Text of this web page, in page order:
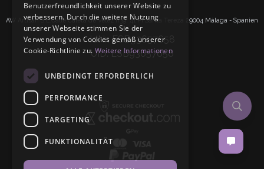
AW Artisan S.L.Calle Caleta de Velez n39, 41 PI Santa Tereza 29004 Málaga - Spanien
IdNr: ESB93657658
UID: ESB93657658
Benutzerfreundlichkeit unserer Website zu
verbessern. Durch die weitere Nutzung
unserer Webseite stimmen Sie der
Verwendung von Cookies gemäß unserer
Cookie-Richtlinie zu. Weitere Informationen
UNBEDINGT ERFORDERLICH
PERFORMANCE
TARGETING
FUNKTIONALITÄT